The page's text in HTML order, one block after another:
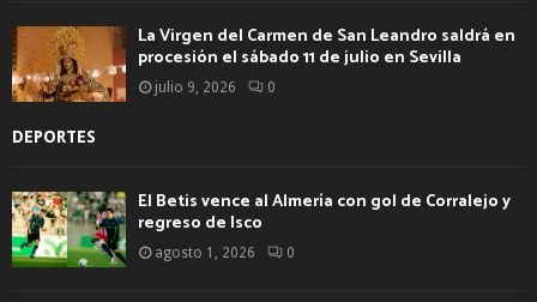
La Virgen del Carmen de San Leandro saldrá en
procesión el sábado 11 de julio en Sevilla
julio 9, 2026 0
DEPORTES
El Betis vence al Almería con gol de Corralejo y
regreso de Isco
agosto 1, 2026 0